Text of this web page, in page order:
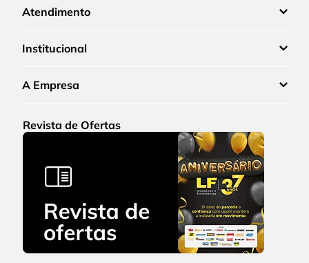
Atendimento
Institucional
A Empresa
Revista de Ofertas